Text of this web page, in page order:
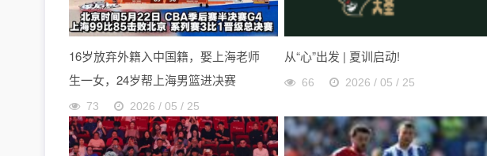
16岁放弃外籍入中国籍，娶上海老师
生一女，24岁帮上海男篮进决赛
73 2026 / 05 / 25
从“心”出发 | 夏训启动!
66 2026 / 05 / 25